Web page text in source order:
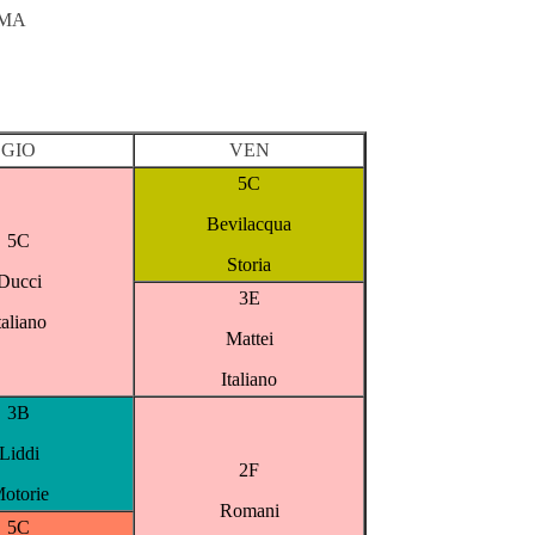
GIO
VEN
5C
5C
Bevilacqua
Storia
3E
Mattei
Italiano
3B
Liddi
2F
Romani
5C